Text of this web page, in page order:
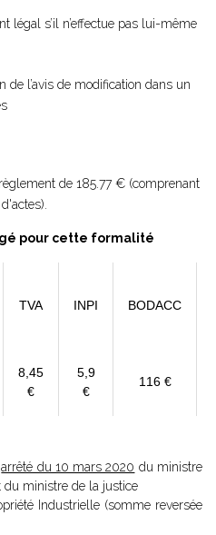
légal s’il n’effectue pas lui-même
de l’avis de modification dans un
de 185.77 € (comprenant
pour cette formalité
TVA INPI BODACC
8,45
€
5,9
€
116 €
arrêté du 10 mars 2020 du ministre
du ministre de la justice
Industrielle (somme reversée